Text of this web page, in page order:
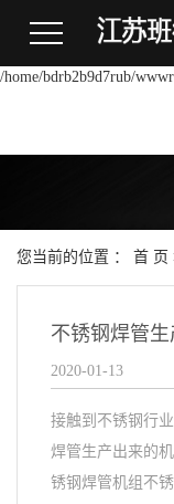
file_put_contents(/home/
/home/bdrb2b9d7rub/
您当前的位置 ： 首 页
不锈钢焊管
2020-01-13
接触到不锈钢行
焊管生产出来的
锈钢焊管机组不